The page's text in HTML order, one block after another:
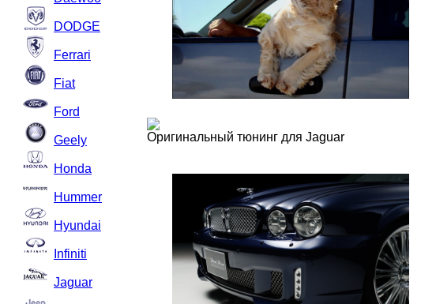
DODGE
Ferrari
Fiat
Ford
Geely
Honda
Hummer
Hyundai
Infiniti
Jaguar
Оригинальный тюнинг для Jaguar